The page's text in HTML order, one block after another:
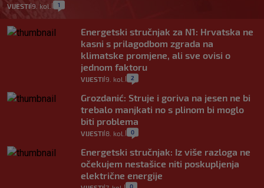
VIJESTI|9. kol. 1
Energetski stručnjak za N1: Hrvatska ne
kasni s prilagodbom zgrada na
klimatske promjene, ali sve ovisi o
jednom faktoru
VIJESTI 9. kol. 2
Grozdanić: Struje i goriva na jesen ne bi
trebalo manjkati no s plinom bi moglo
biti problema
VIJESTI 8. kol. 0
Energetski stručnjak: Iz više razloga ne
očekujem nestašice niti poskupljenja
električne energije
0